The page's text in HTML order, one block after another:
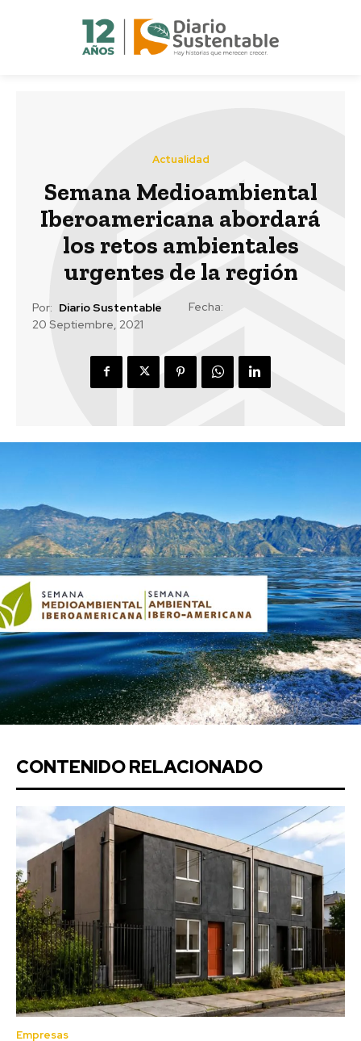
Actualidad
Semana Medioambiental
Iberoamericana abordará
los retos ambientales
urgentes de la región
Por: Diario Sustentable
Fecha:
20 Septiembre, 2021
CONTENIDO RELACIONADO
Empresas